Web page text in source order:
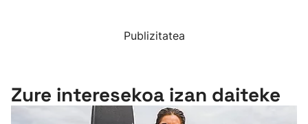
Publizitatea
Zure interesekoa izan daiteke